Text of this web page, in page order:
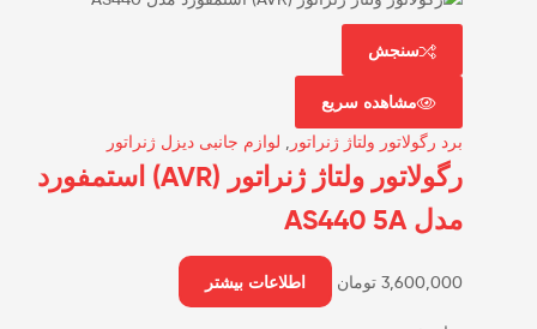
سنجش
مشاهده سریع
برد رگولاتور ولتاژ ژنراتور لوازم جانبی دیزل ژنراتور
رگولاتور ولتاژ ژنراتور (AVR) استمفورد
مدل AS440 5A
3,600,000 تومان اطلاعات بیشتر